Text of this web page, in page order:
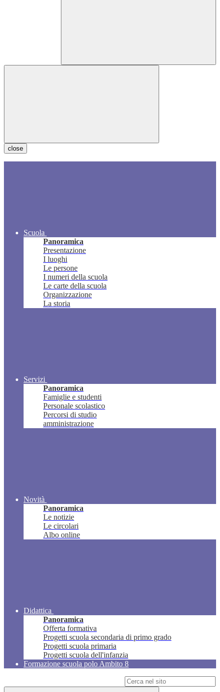
close
Scuola
Panoramica
Presentazione
I luoghi
Le persone
I numeri della scuola
Le carte della scuola
Organizzazione
La storia
Servizi
Panoramica
Famiglie e studenti
Personale scolastico
Percorsi di studio
amministrazione
Novità
Panoramica
Le notizie
Le circolari
Albo online
Didattica
Panoramica
Offerta formativa
Progetti scuola secondaria di primo grado
Progetti scuola primaria
Progetti scuola dell'infanzia
Formazione scuola polo Ambito 8